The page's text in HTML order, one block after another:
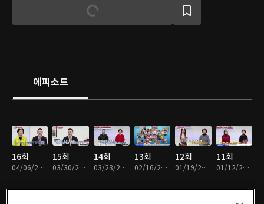
에피소드
16회
04/06/2025 • 46분
15회
03/30/2025 • 46분
14회
03/23/2025 • 46분
13회
02/16/2025 • 46분
12회
01/19/2025 • 46분
11회
01/12/2025 • 46분